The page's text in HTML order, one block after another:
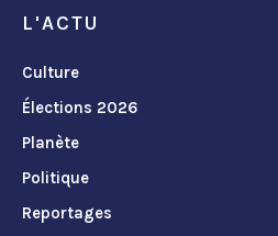
L'ACTU
Culture
Élections 2026
Planète
Politique
Reportages